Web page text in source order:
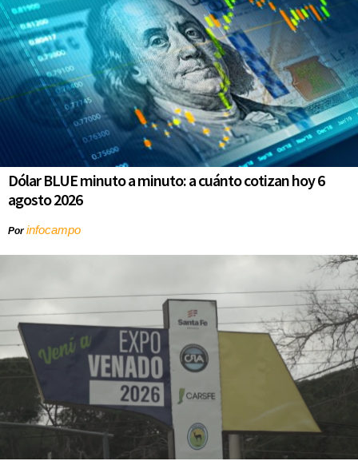
Dólar BLUE minuto a minuto: a cuánto cotizan hoy 6
agosto 2026
Porinfocampo